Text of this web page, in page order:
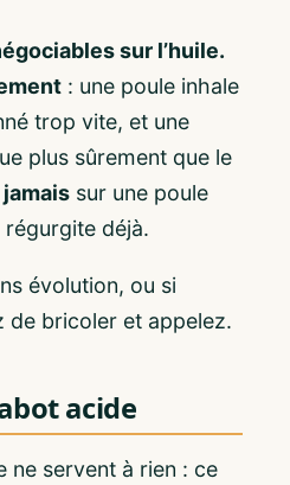
sur l’huile.
: une poule inhale
trop vite, et une
plus sûrement que le
sur une poule
déjà.
évolution, ou si
de bricoler et appelez.
acide
ne servent à rien : ce